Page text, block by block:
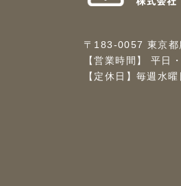
〒183-0057 東京都
【営業時間】 平
【定休日】毎週水曜